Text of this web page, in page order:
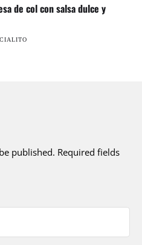
de col con salsa dulce y
published. Required fields